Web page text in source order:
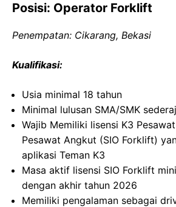
Posisi: Operator Forklift
Penempatan: Cikarang, Bekasi
Kualifikasi:
Usia minimal 18 tahun
Minimal lulusan SMA/SMK
Wajib Memiliki lisensi K3
Pesawat Angkut (SIO Forklift)
aplikasi Teman K3
Masa aktif lisensi SIO Forklift
dengan akhir tahun 2026
Memiliki pengalaman sebagai